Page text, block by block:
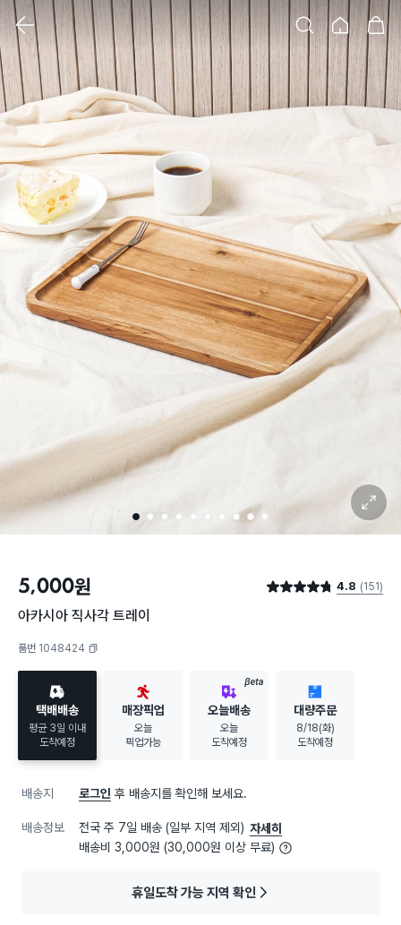
홈 장바구니
클릭 시 이미지 확대 보기 팝업 열림
1 2 3 4 5 6 7 8 9 10
확대 보기
5,000원 별점 4.8점 4.8 (151)
아카시아 직사각 트레이
품번 1048424
택배배송
평균 3일 이내
도착예정
매장픽업
오늘
픽업가능
BETA
오늘배송
오늘
도착예정
대량주문
8/18(화)
도착예정
배송지 로그인 후 배송지를 확인해 보세요.
배송정보 전국 주 7일 배송 (일부 지역 제외) 자세히
배송비 3,000원 (30,000원 이상 무료)
휴일도착 가능 지역 확인